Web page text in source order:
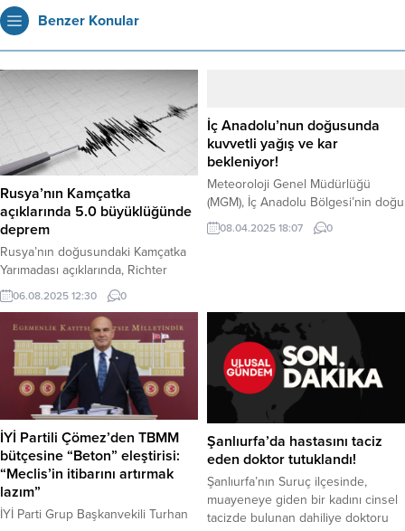
Benzer Konular
Rusya’nın Kamçatka
açıklarında 5.0 büyüklüğünde
deprem
Rusya’nın doğusundaki Kamçatka
Yarımadası açıklarında, Richter
ölçeğine göre 5.0 büyüklüğünde
bir deprem meydana geldi. Yerin 10
kilometre gibi sığ bir derinliğinde
gerçekleşen sarsıntı, bölgede
endişe yarattı. Haber Merkezi –
Mobil deprem bildirim
uygulamalarından alınan verilere
göre, bugün (6 Ağustos 2025,
Çarşamba) Türkiye saati ile 10:14’te
merkez üssü Rusya’nın Kamçatka
Yarımadası’nın...
06.08.2025 12:30 0
İç Anadolu’nun doğusunda
kuvvetli yağış ve kar
bekleniyor!
Meteoroloji Genel Müdürlüğü
(MGM), İç Anadolu Bölgesi’nin doğu
kesimleri için önemli bir hava
uyarısı yayınladı. Yarın (9 Nisan
dönerek Perşembe sabahına kadar
etkili olması bekleniyor. Yapılan son
değerlendirmelere göre, yarın öğle
saatlerinde (11:00 civarı) İç
Anadolu’nun doğusunda
başlayacak olan yağmur...
08.04.2025 18:07 0
İYİ Partili Çömez’den TBMM
bütçesine “Beton” eleştirisi:
“Meclis’in itibarını artırmak
lazım”
İYİ Parti Grup Başkanvekili Turhan
Şanlıurfa’da hastasını taciz
eden doktor tutuklandı!
Şanlıurfa’nın Suruç ilçesinde,
muayeneye giden bir kadını cinsel
tacizde bulunan dahiliye doktoru